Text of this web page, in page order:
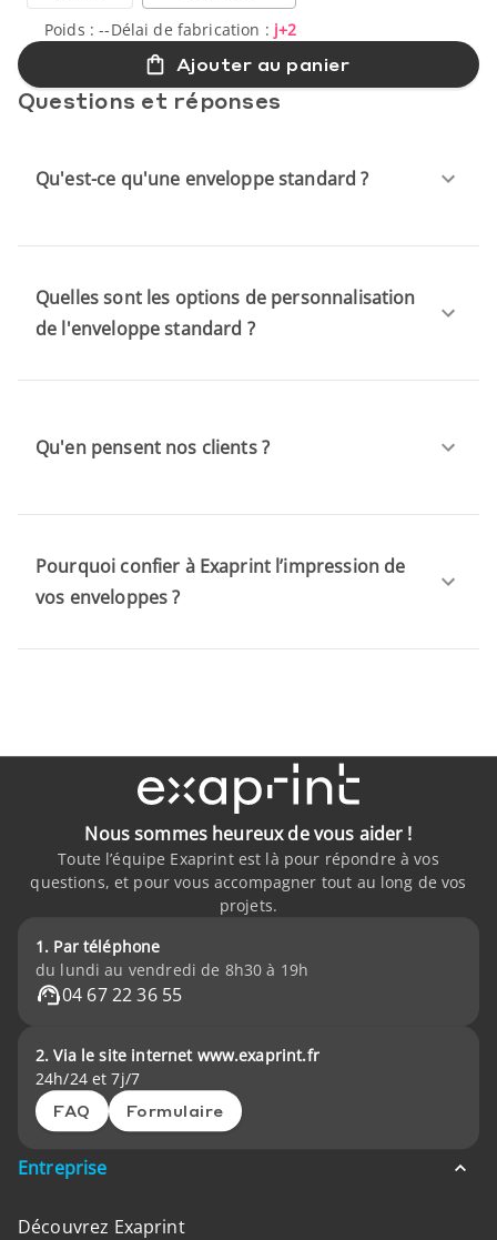
Poids :--Délai de fabrication : j+2
Ajouter au panier
Questions et réponses
Qu'est-ce qu'une enveloppe standard ?
Quelles sont les options de personnalisation
de l'enveloppe standard ?
Qu'en pensent nos clients ?
Pourquoi confier à Exaprint l’impression de
vos enveloppes ?
Nous sommes heureux de vous aider !
Toute l’équipe Exaprint est là pour répondre à vos
questions, et pour vous accompagner tout au long de vos
projets.
1. Par téléphone
du lundi au vendredi de 8h30 à 19h
04 67 22 36 55
2. Via le site internet www.exaprint.fr
24h/24 et 7j/7
FAQ Formulaire
Entreprise
Découvrez Exaprint